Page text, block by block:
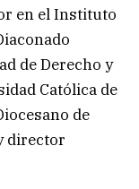
en el Instituto
de Derecho y
Católica de
de
director